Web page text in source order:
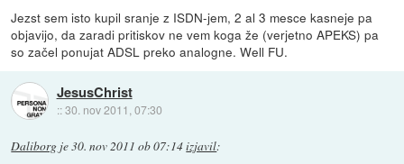
Jezst sem isto kupil sranje z ISDN-jem, 2 al 3 mesce kasneje pa
objavijo, da zaradi pritiskov ne vem koga že (verjetno APEKS) pa
so začel ponujat ADSL preko analogne. Well FU.
JesusChrist
::30. nov 2011, 07:30
Daliborg je30. nov 2011 ob 07:14izjavil: